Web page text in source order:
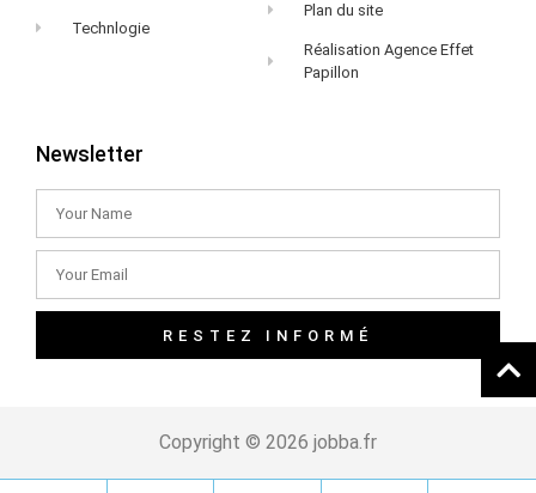
Technlogie
Plan du site
Réalisation Agence Effet
Papillon
Newsletter
RESTEZ INFORMÉ
Copyright © 2026 jobba.fr